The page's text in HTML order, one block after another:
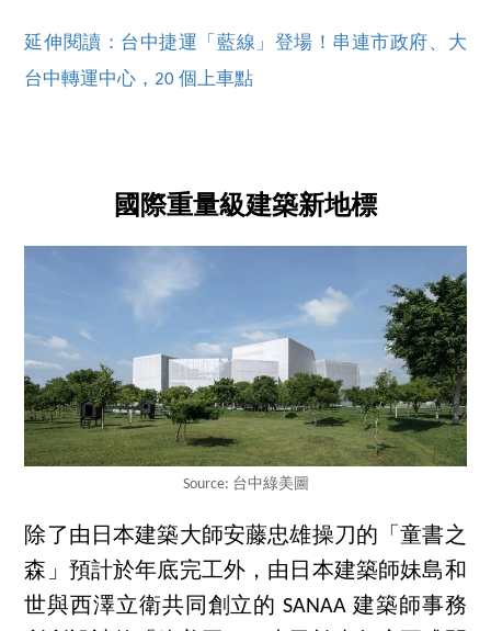
延伸閱讀：台中捷運「藍線」登場！串連市政府、大
台中轉運中心，20 個上車點
國際重量級建築新地標
Source: 台中綠美圖
除了由日本建築大師安藤忠雄操刀的「童書之
森」預計於年底完工外，由日本建築師妹島和
世與西澤立衛共同創立的 SANAA 建築師事務